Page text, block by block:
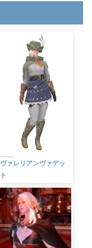
ヴァレリアンヴァデッ
ト